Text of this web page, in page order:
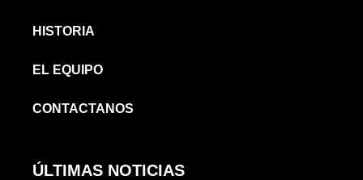
HISTORIA
EL EQUIPO
CONTACTANOS
ÚLTIMAS NOTICIAS